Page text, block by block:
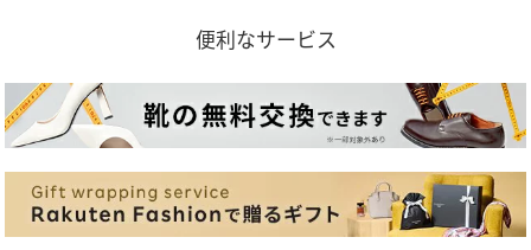
便利なサービス